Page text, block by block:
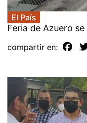
El País
Feria de Azuero
compartir en: